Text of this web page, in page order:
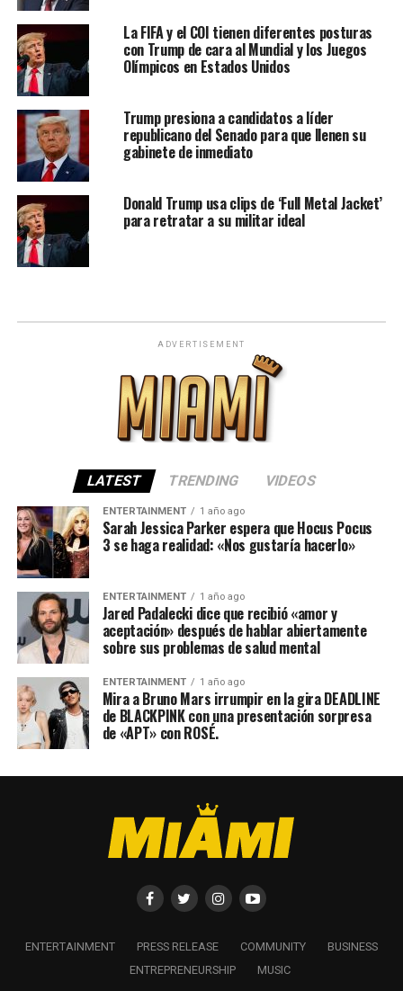
La FIFA y el COI tienen diferentes posturas
con Trump de cara al Mundial y los Juegos
Olímpicos en Estados Unidos
Trump presiona a candidatos a líder
republicano del Senado para que llenen su
gabinete de inmediato
Donald Trump usa clips de ‘Full Metal Jacket’
para retratar a su militar ideal
ADVERTISEMENT
LATEST TRENDING VIDEOS
ENTERTAINMENT 1 año ago
Sarah Jessica Parker espera que Hocus Pocus
3 se haga realidad: «Nos gustaría hacerlo»
ENTERTAINMENT 1 año ago
Jared Padalecki dice que recibió «amor y
aceptación» después de hablar abiertamente
sobre sus problemas de salud mental
ENTERTAINMENT 1 año ago
Mira a Bruno Mars irrumpir en la gira DEADLINE
de BLACKPINK con una presentación sorpresa
de «APT» con ROSÉ.
ENTERTAINMENT PRESS RELEASE COMMUNITY
BUSINESS
ENTREPRENEURSHIP
MUSIC